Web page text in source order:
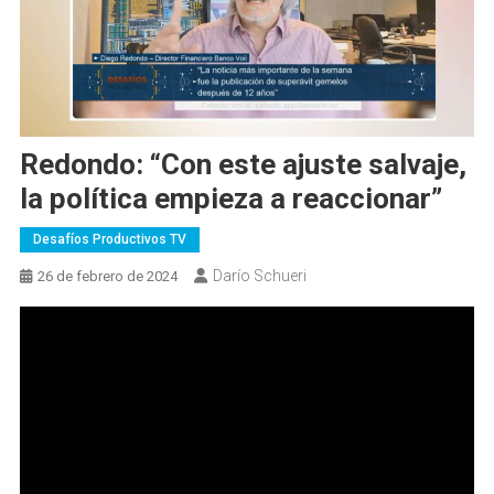
Redondo: “Con este ajuste salvaje,
la política empieza a reaccionar”
Desafíos Productivos TV
26 de febrero de 2024 Darío Schueri